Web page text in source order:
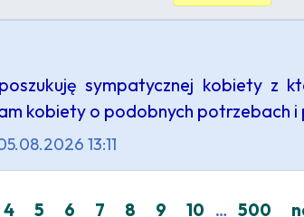
sympatycznej kobiety z
kobiety o podobnych potrzebach
13:11
4 5 6 7 8 9 10 … 500